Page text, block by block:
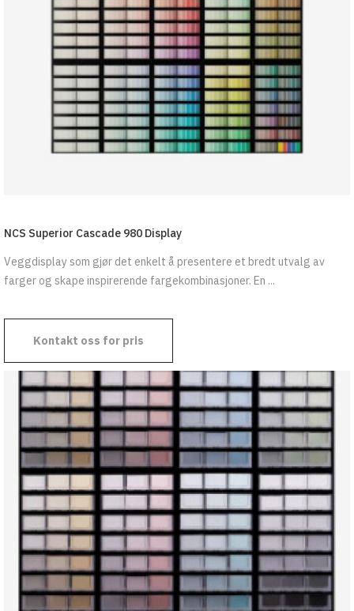
NCS Superior Cascade 980 Display
Veggdisplay som gjør det enkelt å presentere et bredt utvalg av
farger og skape inspirerende fargekombinasjoner. En ...
Kontakt oss for pris